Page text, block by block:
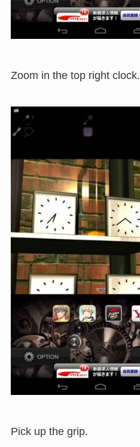
Zoom in the top right clock.
Pick up the grip.